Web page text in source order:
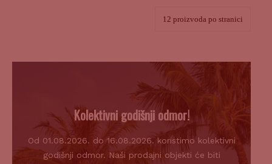
Kolektivni godišnji odmor!
Od 01.08.2026. do 16.08.2026. koristimo kolektivni
godišnji odmor. Naši prodajni objekti će biti